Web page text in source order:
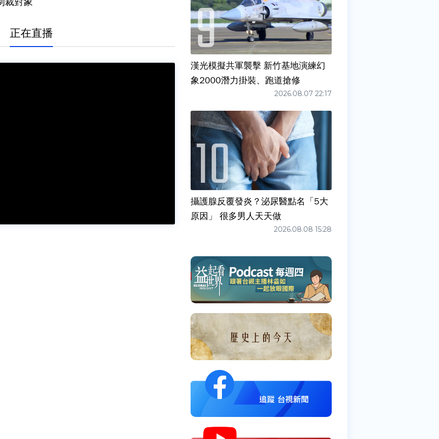
正在直播
漢光模擬共軍襲擊 新竹基地演練幻
象2000潛力掛裝、跑道搶修
2026.08.07 22:17
攝護腺反覆發炎？泌尿醫點名「5大
原因」 很多男人天天做
2026.08.08 15:28